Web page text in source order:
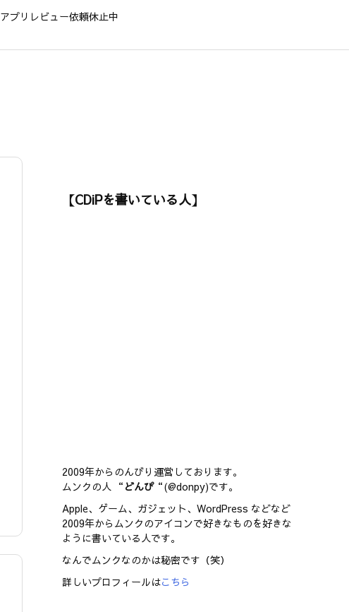
アプリレビュー依頼休止中
【CDiPを書いている人】
2009年からのんびり運営しております。
ムンクの人 “ どんぴ“(@donpy)です。
Apple、ゲーム、ガジェット、WordPress などなど
2009年からムンクのアイコンで好きなものを好きな
ように書いている人です。
なんでムンクなのかは秘密です（笑）
詳しいプロフィールはこちら